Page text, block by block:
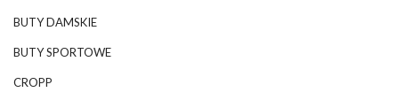
BUTY DAMSKIE
BUTY SPORTOWE
CROPP